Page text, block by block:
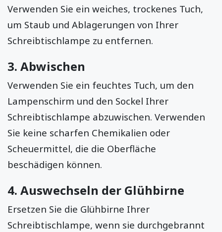
Verwenden Sie ein weiches, trockenes Tuch,
um Staub und Ablagerungen von Ihrer
Schreibtischlampe zu entfernen.
3. Abwischen
Verwenden Sie ein feuchtes Tuch, um den
Lampenschirm und den Sockel Ihrer
Schreibtischlampe abzuwischen. Verwenden
Sie keine scharfen Chemikalien oder
Scheuermittel, die die Oberfläche
beschädigen können.
4. Auswechseln der Glühbirne
Ersetzen Sie die Glühbirne Ihrer
Schreibtischlampe, wenn sie durchgebrannt